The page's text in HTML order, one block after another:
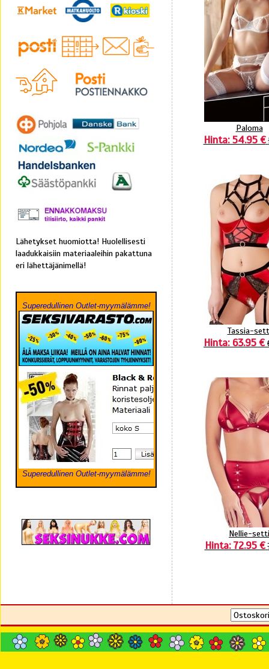
Lähetykset huomiotta! Huolellisesti
laadukkaisiin materiaaleihin pakattuna
eri lähettäjänimellä!
Superedullinen Outlet-myymälämme!
Superedullinen Outlet-myymälämme!
Paloma
Hinta: 54.95 €
Tassia-
Hinta: 63.95 €
Nellie-setti
Hinta: 72.95 €